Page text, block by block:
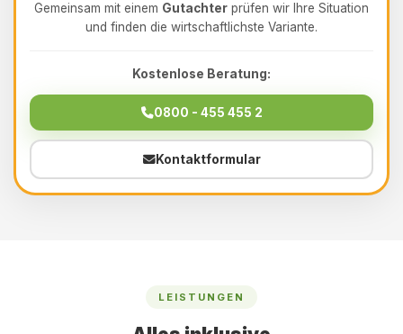
Gemeinsam mit einem Gutachter prüfen wir Ihre Situation
und finden die wirtschaftlichste Variante.
Kostenlose Beratung:
0800 - 455 455 2
Kontaktformular
LEISTUNGEN